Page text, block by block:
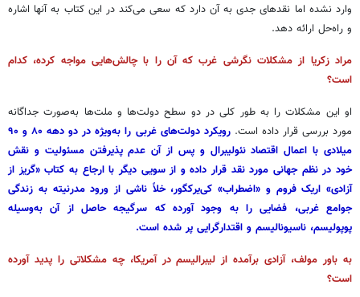
وارد نشده اما نقدهای جدی به آن دارد که سعی می‌کند در این کتاب به آنها اشاره
و راه‌حل ارائه دهد.
مراد زکریا از مشکلات نگرشی غرب که آن را با چالش‌هایی مواجه کرده، کدام
است؟
او این مشکلات را به طور کلی در دو سطح دولت‌ها و ملت‌ها به‌صورت جداگانه
مورد بررسی قرار داده است.
رویکرد دولت‌های غربی را به‌ویژه در دو دهه ۸۰ و ۹۰
میلادی با اعمال اقتصاد نئولیبرال و پس از آن عدم پذیرفتن مسئولیت و نقش
خود در نظم جهانی مورد نقد قرار داده و از سویی دیگر با ارجاع به کتاب «گریز از
آزادی» اریک فروم و «اضطراب» کی‌یرکگور، خلاً ناشی از ورود مدرنیته به زندگی
جوامع غربی، فضایی را به وجود آورده که سرگیجه حاصل از آن به‌وسیله
پوپولیسم، ناسیونالیسم و اقتدارگرایی پر شده است.
به باور مولف، آزادی برآمده از لیبرالیسم در آمریکا، چه مشکلاتی را پدید آورده
است؟